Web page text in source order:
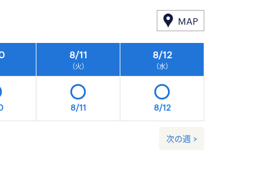
MAP
8/11
（火）
8/12
（水）
8/11 8/12
次の週 >